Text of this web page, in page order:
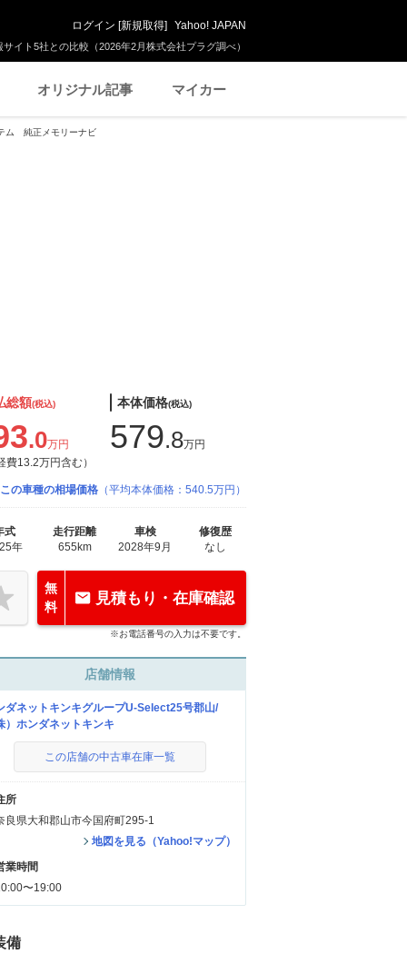
イト5社との比較（2026年2月株式会社プラグ調べ）
ログイン [新規取得] Yahoo! JAPAN
オリジナル記事 マイカー
ム 純正メモリーナビ
総額(税込)
.0万円
費13.2万円含む）
本体価格(税込)
579.8万円
この車種の相場価格 （平均本体価格：540.5万円）
式
年
走行距離
655km
車検
2028年9月
修復歴
なし
無
料
見積もり・在庫確認
※お電話番号の入力は不要です。
店舗情報
ダネットキンキグループU-Select25号郡山/
）ホンダネットキンキ
この店舗の中古車在庫一覧
所
良県大和郡山市今国府町295-1
地図を見る（Yahoo!マップ）
業時間
〜19:00
備